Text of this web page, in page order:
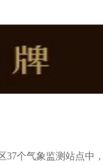
个气象监测站点中，